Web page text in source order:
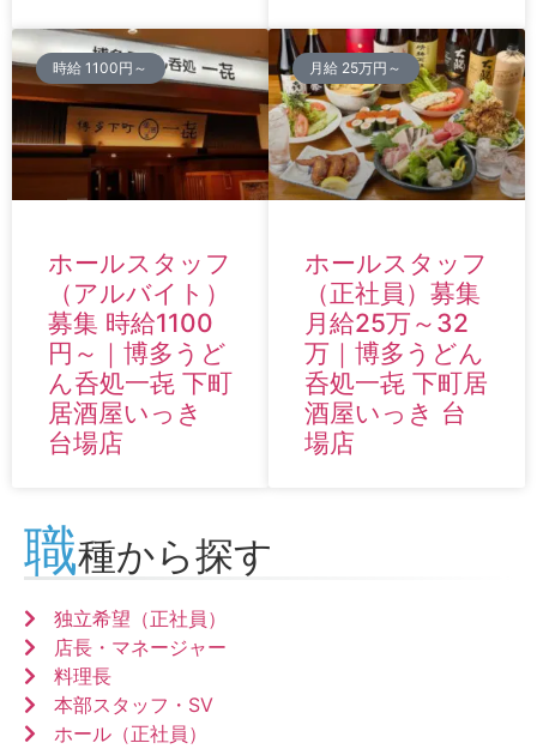
時給 1100円～
ホールスタッフ
（アルバイト）
募集 時給1100
円～｜博多うど
ん呑処一㐂 下町
居酒屋いっき
台場店
月給 25万円～
ホールスタッフ
（正社員）募集
月給25万～32
万｜博多うどん
呑処一㐂 下町居
酒屋いっき 台
場店
職種から探す
独立希望（正社員）
店長・マネージャー
料理長
本部スタッフ・SV
ホール（正社員）